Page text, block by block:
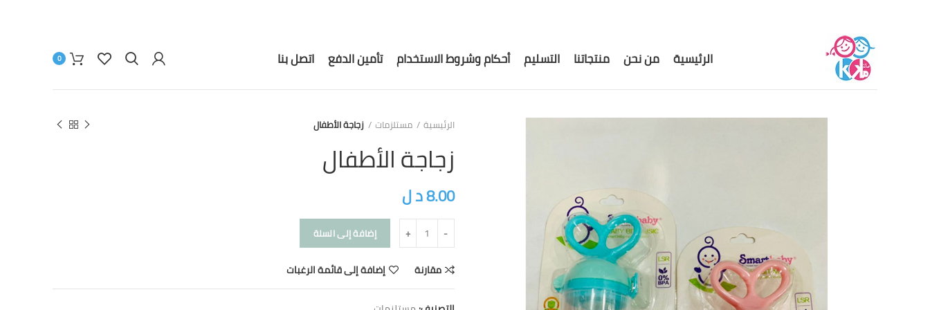
الرئيسية من نحن منتجاتنا التسليم أحكام وشروط الاستخدام تأمين الدفع اتصل بنا 0
الرئيسية مستلزمات زجاجة الأطفال
زجاجة الأطفال
8.00د ل
إضافة إلى السلة
مقارنة إضافة إلى قائمة الرغبات